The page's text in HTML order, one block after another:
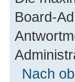
Board-
Nach